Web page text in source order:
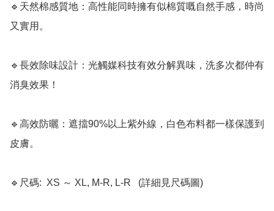
🔹天然棉感質地：高性能同時擁有似棉質嘅自然手感，時尚
又實用。
🔹長效除味設計：光觸媒科技有效分解異味，洗多次都仲有
消臭效果！
🔹高效防曬：遮擋90%以上紫外線，白色布料都一樣保護到
皮膚。
🔹尺碼:  XS ～ XL, M-R, L-R   (詳細見尺碼圖)